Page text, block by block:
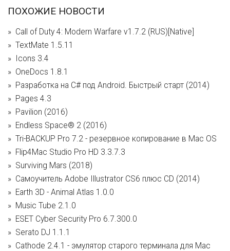
ПОХОЖИЕ НОВОСТИ
Call of Duty 4: Modern Warfare v1.7.2 (RUS)[Native]
TextMate 1.5.11
Icons 3.4
OneDocs 1.8.1
Разработка на C# под Android. Быстрый старт (2014)
Pages 4.3
Pavilion (2016)
Endless Space® 2 (2016)
Tri-BACKUP Pro 7.2 - резервное копирование в Mac OS
Flip4Mac Studio Pro HD 3.3.7.3
Surviving Mars (2018)
Самоучитель Adobe Illustrator CS6 плюс CD (2014)
Earth 3D - Animal Atlas 1.0.0
Music Tube 2.1.0
ESET Cyber Security Pro 6.7.300.0
Serato DJ 1.1.1
Cathode 2.4.1 - эмулятор старого терминала для Mac